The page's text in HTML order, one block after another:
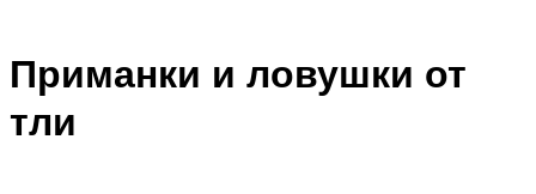
Приманки и ловушки от
тли